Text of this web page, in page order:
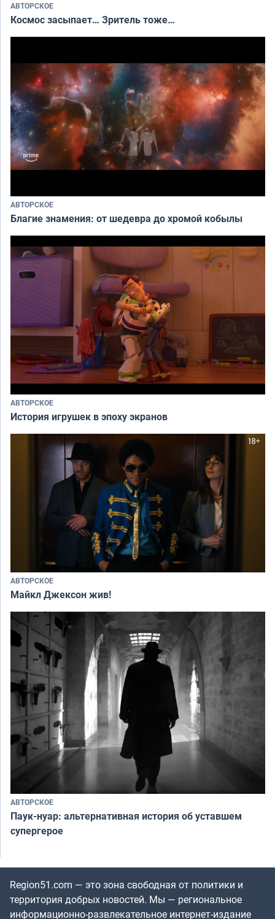
АВТОРСКОЕ
Космос засыпает… Зритель тоже…
АВТОРСКОЕ
Благие знамения: от шедевра до хромой кобылы
АВТОРСКОЕ
История игрушек в эпоху экранов
АВТОРСКОЕ
Майкл Джексон жив!
АВТОРСКОЕ
Паук-нуар: альтернативная история об уставшем
супергерое
Region51.com — это зона свободная от политики и
территория добрых новостей. Мы — региональное
информационно-развлекательное интернет-издание